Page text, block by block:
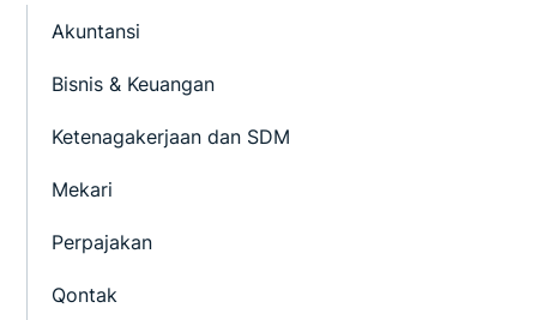
Akuntansi
Bisnis & Keuangan
Ketenagakerjaan dan SDM
Mekari
Perpajakan
Qontak